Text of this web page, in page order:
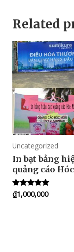
Related
Uncategorized
In bạt bảng
quảng cáo
Rated
5.00
₫1,000,000